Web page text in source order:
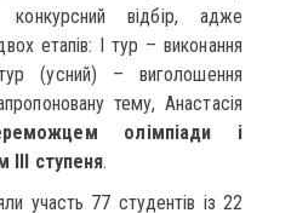
відбір, адже
етапів: І тур – виконання
(усний) – виголошення
тему, Анастасія
олімпіади і
ступеня.
участь 77 студентів із 22